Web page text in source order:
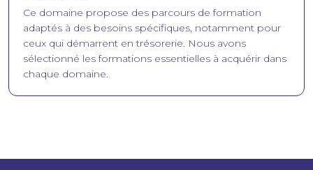
Ce domaine propose des parcours de formation
adaptés à des besoins spécifiques, notamment pour
ceux qui démarrent en trésorerie. Nous avons
sélectionné les formations essentielles à acquérir dans
chaque domaine.